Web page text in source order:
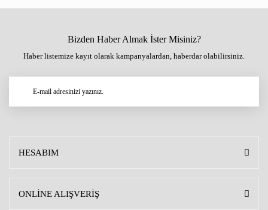
Bizden Haber Almak İster Misiniz?
Haber listemize kayıt olarak kampanyalardan, haberdar olabilirsiniz.
HESABIM
ONLİNE ALIŞVERİŞ